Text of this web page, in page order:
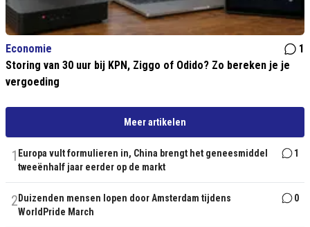
Economie
1
Storing van 30 uur bij KPN, Ziggo of Odido? Zo bereken je je
vergoeding
Meer artikelen
1 Europa vult formulieren in, China brengt het geneesmiddel
tweeënhalf jaar eerder op de markt
1
2 Duizenden mensen lopen door Amsterdam tijdens
WorldPride March
0